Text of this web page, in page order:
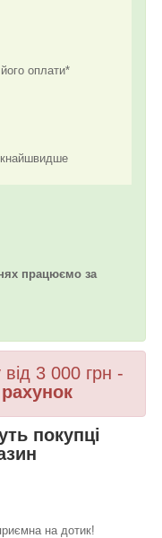
оплати*
працюємо за
3 000 грн -
покупці
на дотик!